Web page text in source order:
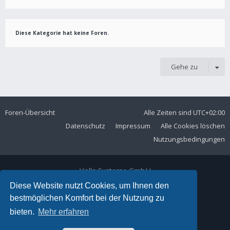
Diese Website nutzt Cookies, um Ihnen den
bestmöglichen Komfort bei der Nutzung zu
bieten. Mehr erfahren
Diese Kategorie hat keine Foren.
Gehe zu
Foren-Übersicht Alle Zeiten sind UTC+02:00
Alle Cookies löschen
Impressum
Datenschutz
Nutzungsbedingungen
Volla Systeme GmbH
Kölner Straße 102
42897 Remscheid
Telefon:+49 2191 59897 61
E-Mail: